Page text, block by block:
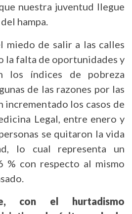
nuestra juventud llegue
hampa.
miedo de salir a las calles
la falta de oportunidades y
los índices de pobreza
de las razones por las
incrementado los casos de
Legal, entre enero y
se quitaron la vida
lo cual representa un
% con respecto al mismo
con el hurtadismo